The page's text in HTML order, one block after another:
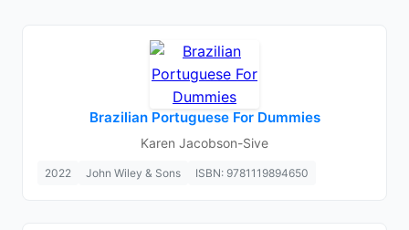
Brazilian Portuguese For Dummies
Karen Jacobson-Sive
2022 John Wiley & Sons ISBN: 9781119894650